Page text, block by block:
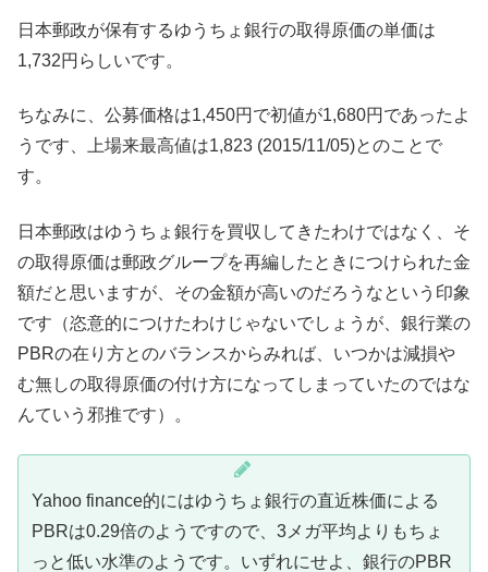
日本郵政が保有するゆうちょ銀行の取得原価の単価は
1,732円らしいです。
ちなみに、公募価格は1,450円で初値が1,680円であったよ
うです、上場来最高値は1,823 (2015/11/05)とのことで
す。
日本郵政はゆうちょ銀行を買収してきたわけではなく、そ
の取得原価は郵政グループを再編したときにつけられた金
額だと思いますが、その金額が高いのだろうなという印象
です（恣意的につけたわけじゃないでしょうが、銀行業の
PBRの在り方とのバランスからみれば、いつかは減損や
む無しの取得原価の付け方になってしまっていたのではな
んていう邪推です）。
Yahoo finance的にはゆうちょ銀行の直近株価による
PBRは0.29倍のようですので、3メガ平均よりもちょ
っと低い水準のようです。いずれにせよ、銀行のPBR